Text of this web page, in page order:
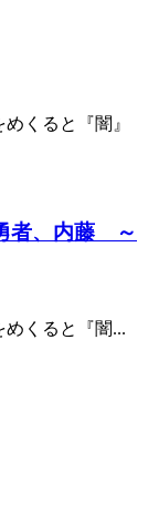
くると『闇』
、内藤 ～
くると『闇...